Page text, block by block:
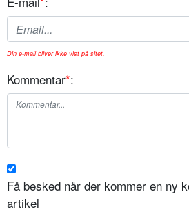
Din e-mail bliver ikke vist på sitet.
Kommentar*:
Få besked når der kommer en ny
artikel